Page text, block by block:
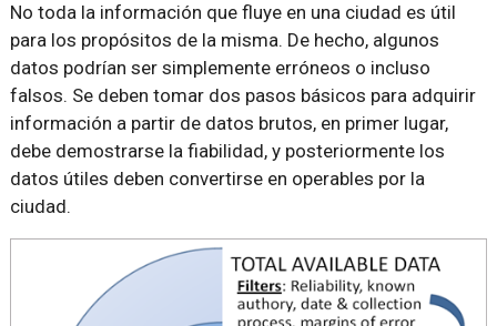
No toda la información que fluye en una ciudad es útil
para los propósitos de la misma. De hecho, algunos
datos podrían ser simplemente erróneos o incluso
falsos. Se deben tomar dos pasos básicos para adquirir
información a partir de datos brutos, en primer lugar,
debe demostrarse la fiabilidad, y posteriormente los
datos útiles deben convertirse en operables por la
ciudad.